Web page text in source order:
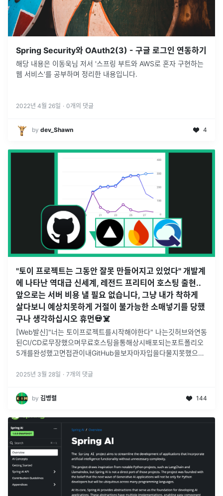
Spring Security와 OAuth2(3) - 구글 로그인 연동하기
해당 내용은 이동욱님 저서 '스프링 부트와 AWS로 혼자 구현하는
웹 서비스'를 공부하며 정리한 내용입니다.
2022년 4월 26일 · 0개의 댓글
by dev_Shawn 4
"토이 프로젝트는 그동안 잘못 만들어지고 있었다" 개발계
에 나타난 역대급 신세계, 레전드 프리티어 호스팅 출현..
앞으로는 서버 비용 낼 필요 없습니다, 그냥 내가 착하게
살다보니 예상치못하게 거절이 불가능한 소매넣기를 당했
구나 생각하십시오 휴먼💀☠️
[Web발신]"너는 토이프로젝트를시작해야한다" 나는깃허브와연동
된CI/CD로무장했으며무료호스팅을통해상시배포되는포트폴리오
5개를완성했고면접관이내GitHub을보자마자입을다물지못했으며
데심지어두번째면접에서는토이프...더보기
2025년 3월 28일 · 7개의 댓글
by 김병렬 144